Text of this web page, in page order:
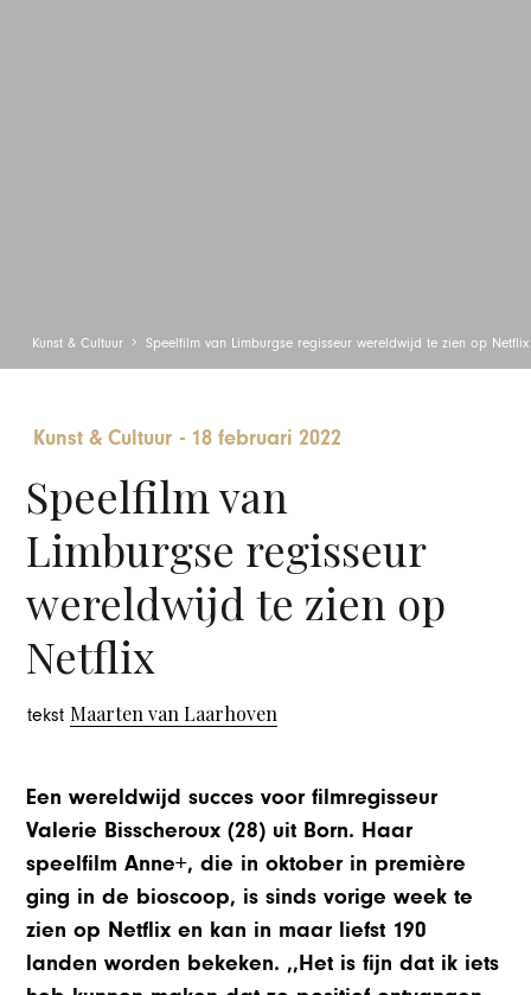
Kunst & Cultuur Speelfilm van Limburgse regisseur wereldwijd te zien op Netflix
Kunst & Cultuur - 18 februari 2022
Speelfilm van
Limburgse regisseur
wereldwijd te zien op
Netflix
tekst Maarten van Laarhoven
Een wereldwijd succes voor filmregisseur
Valerie Bisscheroux (28) uit Born. Haar
speelfilm Anne+, die in oktober in première
ging in de bioscoop, is sinds vorige week te
zien op Netflix en kan in maar liefst 190
landen worden bekeken. ,,Het is fijn dat ik iets